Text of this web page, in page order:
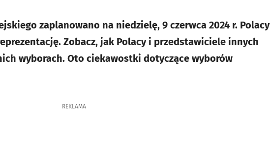
zaplanowano na niedzielę, 9 czerwca 2024 r. Polacy
Zobacz, jak Polacy i przedstawiciele innych
wyborach. Oto ciekawostki dotyczące wyborów
REKLAMA